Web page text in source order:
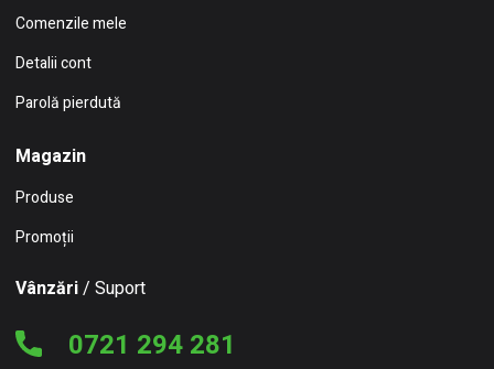
Comenzile mele
Detalii cont
Parolă pierdută
Magazin
Produse
Promoții
Vânzări/ Suport
0721 294 281